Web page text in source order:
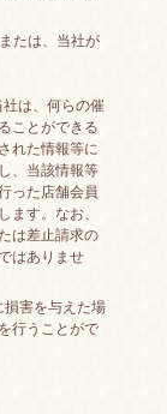
たは、当社が
は、何らの催
ことができる
れた情報等に
、当該情報等
った店舗会員
す。なお、
は差止請求の
はありませ
害を与えた場
行うことがで